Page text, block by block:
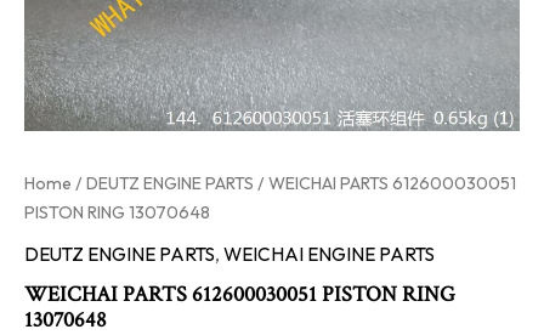
Home /DEUTZ ENGINE PARTS / WEICHAI PARTS 612600030051
PISTON RING 13070648
DEUTZ ENGINE PARTS, WEICHAI ENGINE PARTS
WEICHAI PARTS 612600030051 PISTON RING
13070648